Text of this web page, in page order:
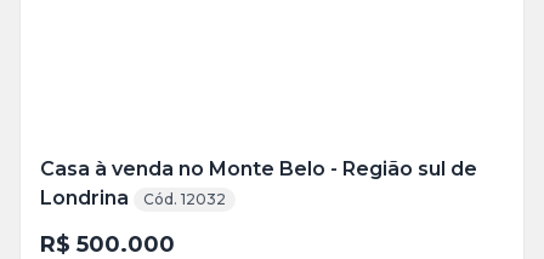
Casa à venda no Monte Belo - Região sul de
Londrina
Cód. 12032
R$ 500.000